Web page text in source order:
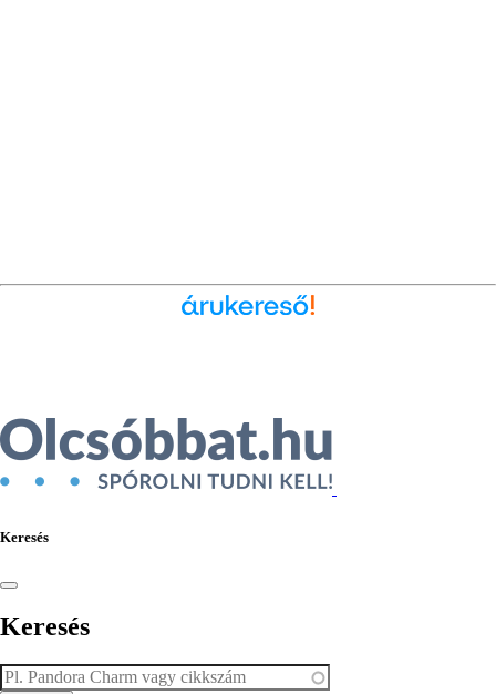
Keresés
Keresés